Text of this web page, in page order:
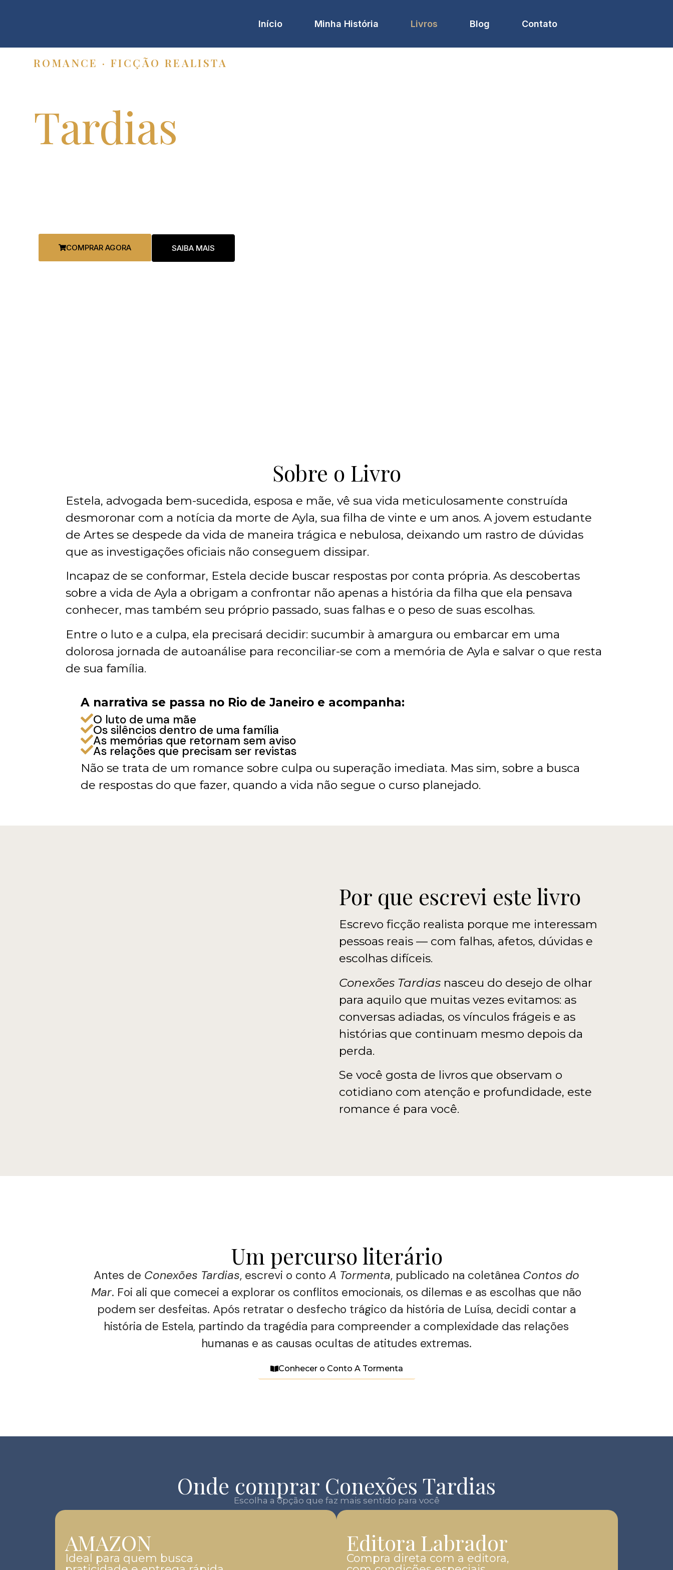
Início Minha História Livros Blog Contato
ROMANCE · FICÇÃO REALISTA
Conexões
Tardias
COMPRAR AGORA SAIBA MAIS
Sobre o Livro
Estela, advogada bem-sucedida, esposa e mãe, vê sua vida meticulosamente construída
desmoronar com a notícia da morte de Ayla, sua filha de vinte e um anos. A jovem estudante
de Artes se despede da vida de maneira trágica e nebulosa, deixando um rastro de dúvidas
que as investigações oficiais não conseguem dissipar.
Incapaz de se conformar, Estela decide buscar respostas por conta própria. As descobertas
sobre a vida de Ayla a obrigam a confrontar não apenas a história da filha que ela pensava
conhecer, mas também seu próprio passado, suas falhas e o peso de suas escolhas.
Entre o luto e a culpa, ela precisará decidir: sucumbir à amargura ou embarcar em uma
dolorosa jornada de autoanálise para reconciliar-se com a memória de Ayla e salvar o que resta
de sua família.
A narrativa se passa no Rio de Janeiro e acompanha:
O luto de uma mãe
Os silêncios dentro de uma família
As memórias que retornam sem aviso
As relações que precisam ser revistas
Não se trata de um romance sobre culpa ou superação imediata. Mas sim, sobre a busca
de respostas do que fazer, quando a vida não segue o curso planejado.
Por que escrevi este livro
Escrevo ficção realista porque me interessam
pessoas reais — com falhas, afetos, dúvidas e
escolhas difíceis.
Conexões Tardiasnasceu do desejo de olhar
para aquilo que muitas vezes evitamos: as
conversas adiadas, os vínculos frágeis e as
histórias que continuam mesmo depois da
perda.
Se você gosta de livros que observam o
cotidiano com atenção e profundidade, este
romance é para você.
Um percurso literário
Antes de Conexões Tardias, escrevi o conto A Tormenta, publicado na coletânea Contos do
Mar. Foi ali que comecei a explorar os conflitos emocionais, os dilemas e as escolhas que não
podem ser desfeitas. Após retratar o desfecho trágico da história de Luísa, decidi contar a
história de Estela, partindo da tragédia para compreender a complexidade das relações
humanas e as causas ocultas de atitudes extremas.
Conhecer o Conto A Tormenta
Onde comprar Conexões Tardias
Escolha a opção que faz mais sentido para você
AMAZON
Ideal para quem busca
Editora Labrador
Compra direta com a editora,